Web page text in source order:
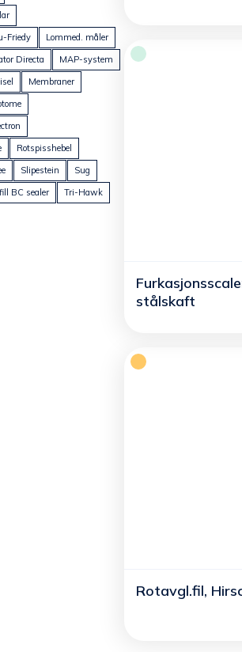
stålskaft
Rotavgl.fil,
Friedy
Lommed. måler
Directa
MAP-system
Membraner
Rotspisshebel
Slipestein
Sug
BC sealer
Tri-Hawk